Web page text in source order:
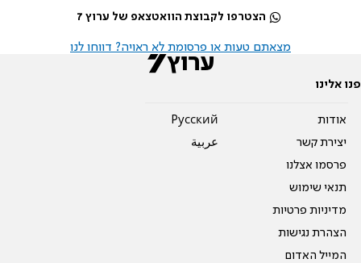
הצטרפו לקבוצת הוואטצאפ של ערוץ 7
מצאתם טעות או פרסומת לא ראויה? דווחו לנו
פנו אלינו
אודות
יצירת קשר
פרסמו אצלנו
תנאי שימוש
מדיניות פרטיות
הצהרת נגישות
המייל האדום
Pусский
عربية